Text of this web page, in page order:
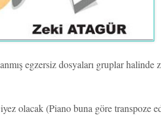
egzersiz dosyaları gruplar halinde
olacak (Piano buna göre transpoze